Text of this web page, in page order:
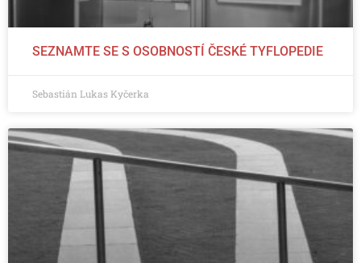
SEZNAMTE SE S OSOBNOSTÍ ČESKÉ TYFLOPEDIE
Sebastián Lukas Kyčerka